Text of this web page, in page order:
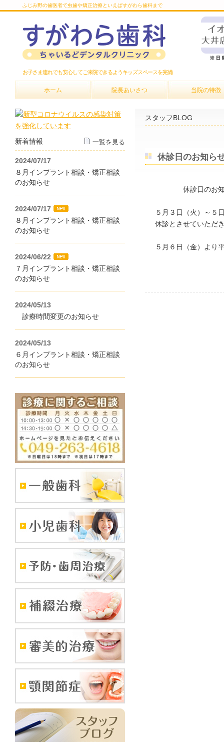
ふじみ野の歯医者で虫歯や矯正治療といえばすがわら歯科まで
お子さま連れでも安心してご来院できるようキッズスペースを完備
ホーム 院長あいさつ 当院の特徴
スタッフBLOG
休診日のお知ら
休診日のお知
５月３日（火）～５
休診とさせていただ
５月６日（金）より
新着情報 一覧を見る
2024/07/17
８月インプラント相談・矯正相談
のお知らせ
2024/07/17
８月インプラント相談・矯正相談
のお知らせ
2024/06/22
７月インプラント相談・矯正相談
のお知らせ
2024/05/13
診療時間変更のお知らせ
2024/05/13
６月インプラント相談・矯正相談
のお知らせ